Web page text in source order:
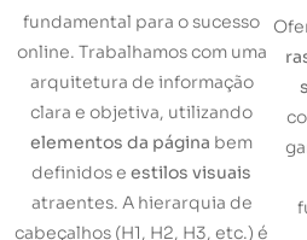
fundamental para o sucesso
online. Trabalhamos com uma
arquitetura de informação
clara e objetiva, utilizando
elementos da página bem
definidos e estilos visuais
atraentes. A hierarquia de
cabeçalhos (H1, H2, H3, etc.) é